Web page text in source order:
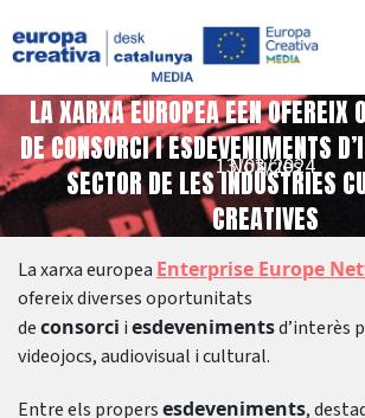
Notícies
LA XARXA EUROPEA EEN OFEREIX
DE CONSORCI I ESDEVENIMENTS
SECTOR DE LES INDÚSTRIES
CREATIVES
13/03/2024
La xarxa europea Enterprise Europe
ofereix diverses oportunitats
deconsorci iesdevenimentsd’interès
videojocs, audiovisual i cultural.
Entre els propersesdeveniments,